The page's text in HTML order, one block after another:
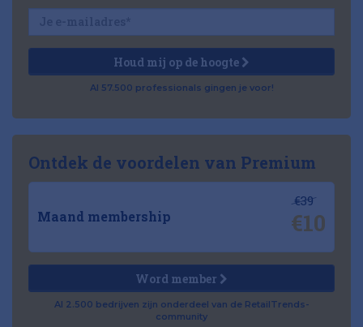
Houd mij op de hoogte
Al 57.500 professionals gingen je voor!
Ontdek de voordelen van Premium
Maand membership
€39
€10
Word member
Al 2.500 bedrijven zijn onderdeel van de RetailTrends-
community